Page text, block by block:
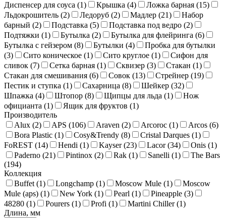
Диспенсер для соуса (1) Крышка (4) Ложка барная (15)
Льдокрошитель (2) Ледоруб (2) Мадлер (21)
Набор
барный (2) Подставка (5) Подставка под ведро (2)
Подтяжки (1) Бутылка (2) Бутылка для флейринга (6)
Бутылка с гейзером (8) Бутылки (4)
Пробка для бутылки
(3) Сито коническое (1) Сито круглое (1)
Сифон для
сливок (7) Сетка барная (1) Сквизер (3) Стакан (1)
Стакан для смешивания (6) Совок (13) Стрейнер (19)
Пестик и ступка (1) Сахарница (8) Шейкер (32)
Шпажка (4) Штопор (8) Щипцы для льда (1)
Нож
официанта (1) Ящик для фруктов (1)
Производитель
Alux (2) APS (106) Araven (2) Arcoroc (1) Arcos (6)
Bora Plastic (1) Cosy&Trendy (8) Cristal Darques (1)
FoREST (14) Hendi (1) Kayser (23) Lacor (34) Onis (1)
Paderno (21) Pintinox (2) Rak (1) Sanelli (1)
The Bars
(194)
Коллекция
Buffet (1) Longchamp (1) Moscow Mule (1)
Moscow
Mule (aps) (1) New York (1) Pearl (1) Pineapple (3)
48280 (1) Pourers (1) Profi (1) Martini Chiller (1)
Длина, мм